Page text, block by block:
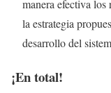
manera efectiva los
la estrategia
desarrollo del
¡En total!